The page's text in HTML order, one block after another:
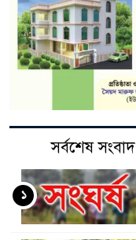
সর্বশেষ সংবাদ
১